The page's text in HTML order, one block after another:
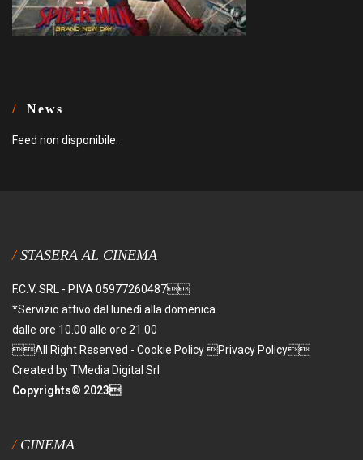
News
Feed non disponibile.
STASERA AL CINEMA
F.C.V. SRL - P.IVA 05977260487
*Servizio attivo dal lunedì alla domenica
dalle ore 10.00 alle ore 21.00
All Right Reserved - Cookie Policy Privacy Policy
Created by TMedia Digital Srl
Copyrights© 2023
CINEMA